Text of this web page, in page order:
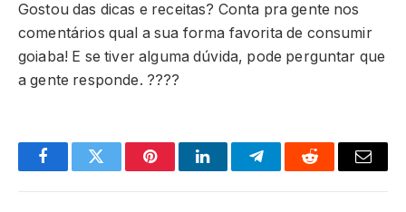
Gostou das dicas e receitas? Conta pra gente nos
comentários qual a sua forma favorita de consumir
goiaba! E se tiver alguma dúvida, pode perguntar que
a gente responde. ????
FacebookTwitter PinterestLinkedInTelegramReddit Email